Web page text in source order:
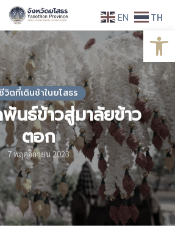
ชีวิตที่เดินช้าในยโสธร
นธ์ข้าวสู่มาลัยข้าว
ตอก
7 พฤศจิกายน 2023
EN TH